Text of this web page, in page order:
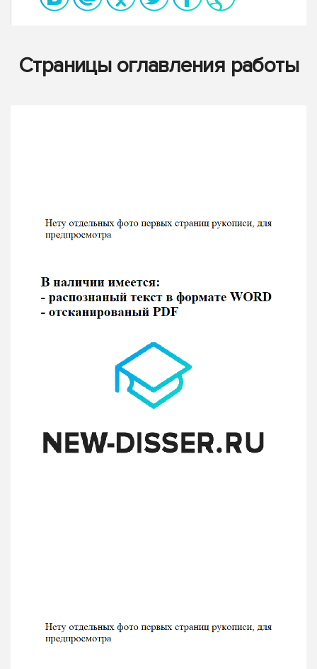
Страницы оглавления работы